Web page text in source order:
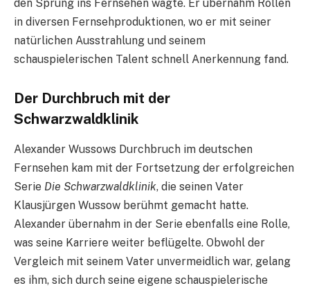
den Sprung ins Fernsehen wagte. Er übernahm Rollen
in diversen Fernsehproduktionen, wo er mit seiner
natürlichen Ausstrahlung und seinem
schauspielerischen Talent schnell Anerkennung fand.
Der Durchbruch mit der
Schwarzwaldklinik
Alexander Wussows Durchbruch im deutschen
Fernsehen kam mit der Fortsetzung der erfolgreichen
Serie Die Schwarzwaldklinik, die seinen Vater
Klausjürgen Wussow berühmt gemacht hatte.
Alexander übernahm in der Serie ebenfalls eine Rolle,
was seine Karriere weiter beflügelte. Obwohl der
Vergleich mit seinem Vater unvermeidlich war, gelang
es ihm, sich durch seine eigene schauspielerische